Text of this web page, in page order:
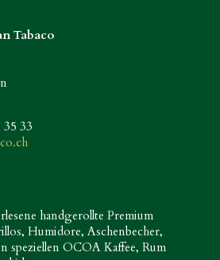
Tabaco
33
handgerollte Premium
Humidore, Aschenbecher,
speziellen OCOA Kaffee, Rum